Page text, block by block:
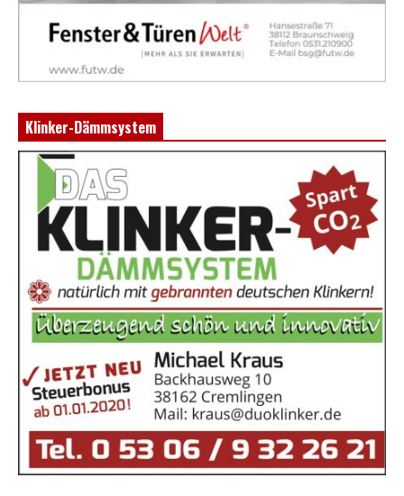
Klinker-Dämmsystem